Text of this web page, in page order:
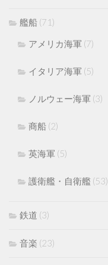
艦船 (71)
アメリカ海軍 (7)
イタリア海軍 (5)
ノルウェー海軍 (3)
商船 (2)
英海軍 (5)
護衛艦・自衛艦 (53)
鉄道 (3)
音楽 (23)